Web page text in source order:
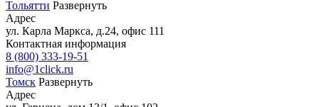
Тольятти Развернуть
Адрес
ул. Карла Маркса, д.24, офис 111
Контактная информация
8 (800) 333-19-51
info@1click.ru
Томск Развернуть
Адрес